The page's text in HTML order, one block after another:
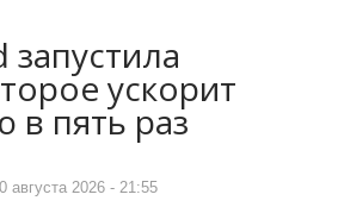
ускорит
в пять раз
августа 2026 - 21:55